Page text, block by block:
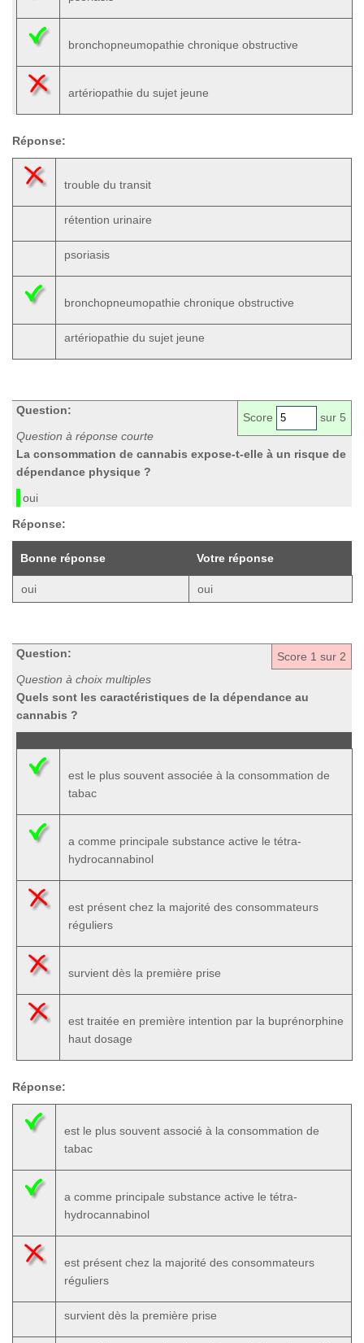
bronchopneumopathie chronique obstructive
artériopathie du sujet jeune
Réponse:
trouble du transit
rétention urinaire
psoriasis
bronchopneumopathie chronique obstructive
artériopathie du sujet jeune
Score sur 5
Question:
Question à réponse courte
La consommation de cannabis expose-t-elle à un risque de
dépendance physique ?
oui
Réponse:
Bonne réponse Votre réponse
oui oui
Score 1 sur 2
Question:
Question à choix multiples
Quels sont les caractéristiques de la dépendance au
cannabis ?
est le plus souvent associée à la consommation de
tabac
a comme principale substance active le tétra-
hydrocannabinol
est présent chez la majorité des consommateurs
réguliers
survient dès la première prise
est traitée en première intention par la buprénorphine
haut dosage
Réponse:
est le plus souvent associé à la consommation de
tabac
a comme principale substance active le tétra-
hydrocannabinol
est présent chez la majorité des consommateurs
réguliers
survient dès la première prise